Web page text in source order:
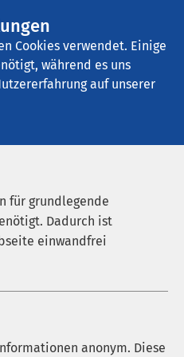
Cookies verwendet. Einige
während es uns
auf unserer
für grundlegende
Dadurch ist
einwandfrei
anonym. Diese
Oberhausen
rund um
für